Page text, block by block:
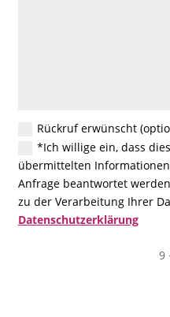
Rückruf erwünscht
*Ich willige ein, dass
übermittelten
Anfrage beantwortet
zu der Verarbeitung Ihrer
Datenschutzerklärung
9